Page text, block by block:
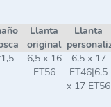
Llanta
original
Llanta
6,5 x 16
ET56
6,5 x 17
ET46|6,5
x 17 ET56